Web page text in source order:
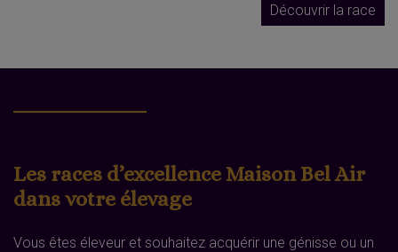
Découvrir la race
Les races d’excellence Maison Bel Air
dans votre élevage
Vous êtes éleveur et souhaitez acquérir une génisse ou un